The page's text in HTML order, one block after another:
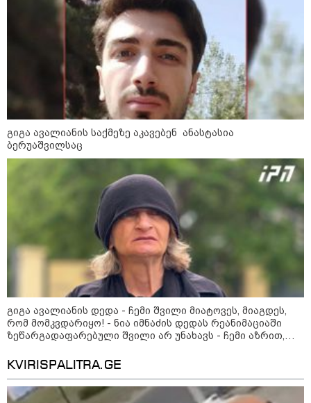
"სკოლის ფორმების
რეალიზაცია 1-ელი
სექტემბრიდან დაიწყება და
იქნება როგორც საცალო, ასევე
ონლაინ გაყიდვის რეჟიმი" -
გივი მიქანაძე
კატეგორიის ყველა სიახლე
2027 წელს დასასრულებელი
ბინების 68% გაყიდულია - კვლევა
„ერთი მხრივ დენი ძვირდება, მისი
მეოცედი მაინინგში მიდის" - სად
მიდის ჩვენი დენი?
მითები ფოტორადარებზე
გიგა ავალიანის საქმეზე აკავებენ ანასტასია
ბერუაშვილსაც
გიგა ავალიანის დედა - ჩემი შვილი მიატოვეს, მიაგდეს,
რომ მომკვდარიყო! - ნია იმნაძის დედას რეანიმაციაში
ზეწარგადაფარებული შვილი არ უნახავს - ჩემი აზრით,
KVIRISPALITRA.GE